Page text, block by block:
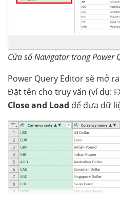
Cửa sổ Navigator trong Power
Power Query Editor sẽ mở
Đặt tên cho truy vấn (ví dụ:
Close and Load để đưa dữ